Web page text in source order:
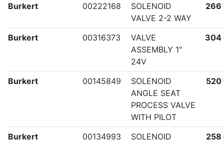
Burkert
00222168
SOLENOID
VALVE 2-2 WAY
266
Burkert 00316373
VALVE
ASSEMBLY 1"
24V
304
Burkert 00145849
SOLENOID
ANGLE SEAT
PROCESS VALVE
WITH PILOT
520
Burkert 00134993
SOLENOID
258